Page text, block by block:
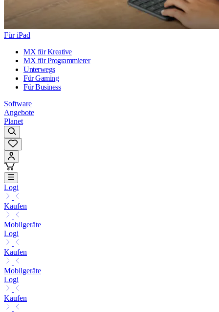
Für iPad
MX für Kreative
MX für Programmierer
Unterwegs
Für Gaming
Für Business
Software
Angebote
Planet
Logi
Kaufen
Mobilgeräte
Logi
Kaufen
Mobilgeräte
Logi
Kaufen